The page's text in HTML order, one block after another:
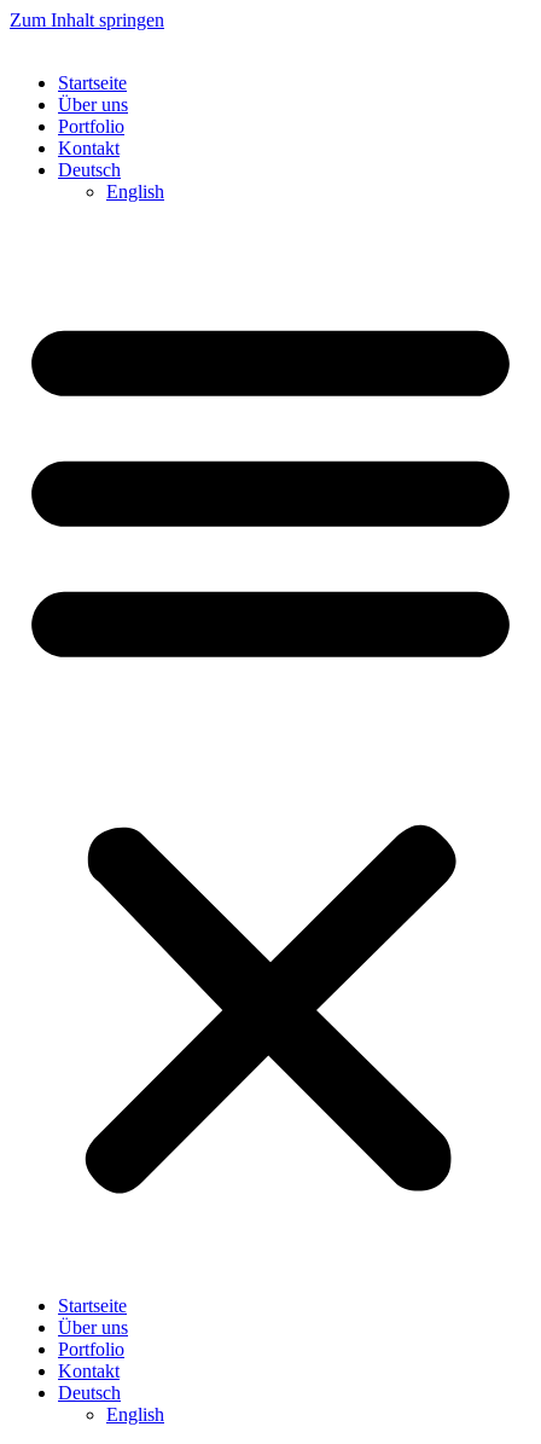
Zum Inhalt springen
Startseite
Über uns
Portfolio
Kontakt
Deutsch
English
Startseite
Über uns
Portfolio
Kontakt
Deutsch
English